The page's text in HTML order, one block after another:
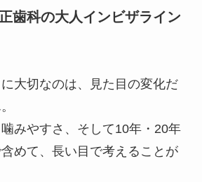
歯科の大人インビザライン
大切なのは、見た目の変化だ
みやすさ、そして10年・20年
めて、長い目で考えることが